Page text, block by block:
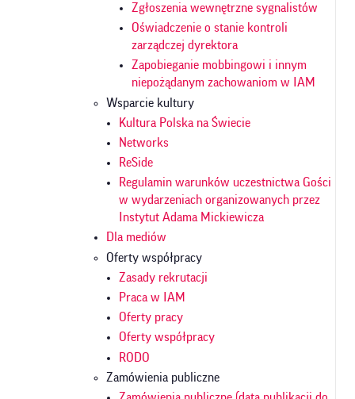
Zgłoszenia wewnętrzne sygnalistów
Oświadczenie o stanie kontroli
zarządczej dyrektora
Zapobieganie mobbingowi i innym
niepożądanym zachowaniom w IAM
Wsparcie kultury
Kultura Polska na Świecie
Networks
ReSide
Regulamin warunków uczestnictwa Gości
w wydarzeniach organizowanych przez
Instytut Adama Mickiewicza
Dla mediów
Oferty współpracy
Zasady rekrutacji
Praca w IAM
Oferty pracy
Oferty współpracy
RODO
Zamówienia publiczne